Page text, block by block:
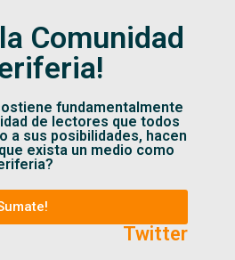
Comunidad
fundamentalmente
de lectores que todos
a sus posibilidades, hacen
exista un medio como
Twitter